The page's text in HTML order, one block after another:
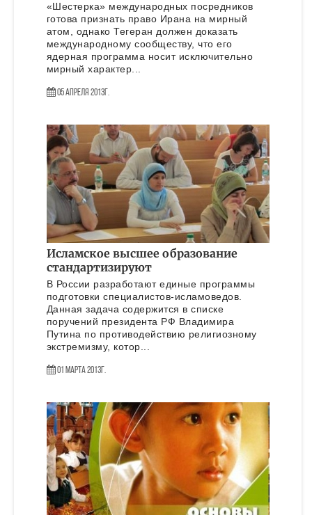
«Шестерка» международных посредников
готова признать право Ирана на мирный
атом, однако Тегеран должен доказать
международному сообществу, что его
ядерная программа носит исключительно
мирный характер...
05 Апреля 2013г.
Исламское высшее образование
стандартизируют
В России разработают единые программы
подготовки специалистов-исламоведов.
Данная задача содержится в списке
поручений президента РФ Владимира
Путина по противодействию религиозному
экстремизму, котор...
01 Марта 2013г.